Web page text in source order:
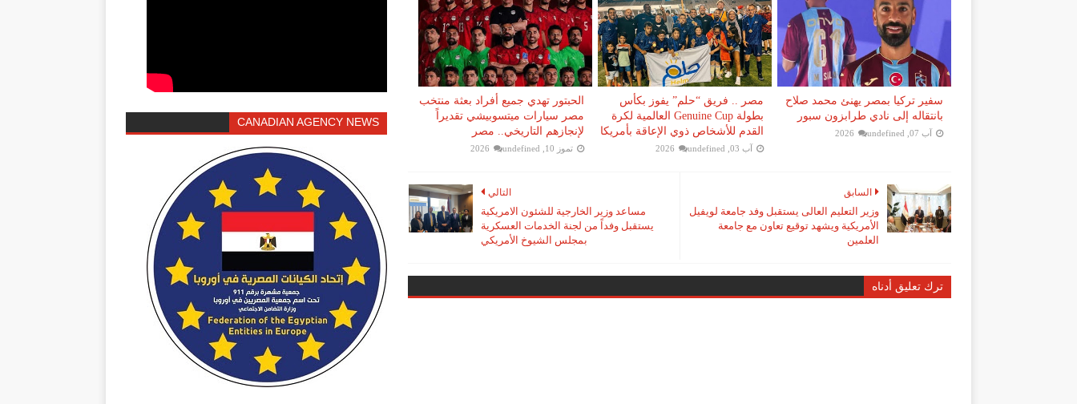
سفير تركيا بمصر يهنئ محمد صلاح
بانتقاله إلى نادي طرابزون سبور
آب 07, 2026 undefined
مصر .. فريق “حلم” يفوز بكأس
بطولة Genuine Cup العالمية لكرة
القدم للأشخاص ذوي الإعاقة بأمريكا
آب 03, 2026 undefined
الحبتور تهدي جميع أفراد بعثة منتخب
مصر سيارات ميتسوبيشي تقديراً
لإنجازهم التاريخي.. مصر
تموز 10, 2026 undefined
التالي
مساعد وزير الخارجية للشئون الامريكية
يستقبل وفداً من لجنة الخدمات العسكرية
بمجلس الشيوخ الأمريكي
السابق
وزير التعليم العالى يستقبل وفد جامعة لويفيل
الأمريكية ويشهد توقيع تعاون مع جامعة
العلمين
ترك تعليق أدناه
CANADIAN AGENCY NEWS